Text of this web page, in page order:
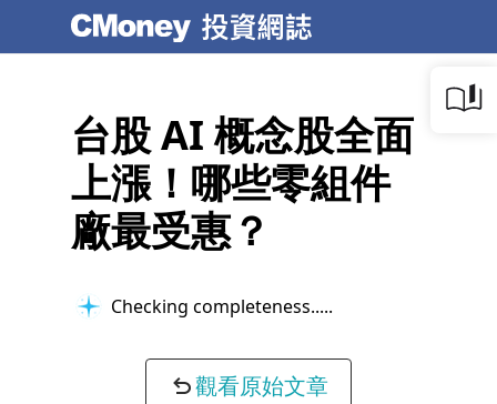
台股 AI 概念股全面
上漲！哪些零組件
廠最受惠？
Refining expression...
觀看原始文章